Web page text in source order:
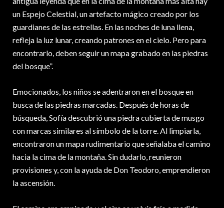
un Espejo Celestial, un artefacto mágico creado por los
guardianes de las estrellas. En las noches de luna llena,
refleja la luz lunar, creando patrones en el cielo. Pero para
encontrarlo, deben seguir un mapa grabado en las piedras
del bosque”.
Emocionados, los niños se adentraron en el bosque en
busca de las piedras marcadas. Después de horas de
búsqueda, Sofía descubrió una piedra cubierta de musgo
con marcas similares al símbolo de la torre. Al limpiarla,
encontraron un mapa rudimentario que señalaba el camino
hacia la cima de la montaña. Sin dudarlo, reunieron
provisiones y, con la ayuda de Don Teodoro, emprendieron
la ascensión.